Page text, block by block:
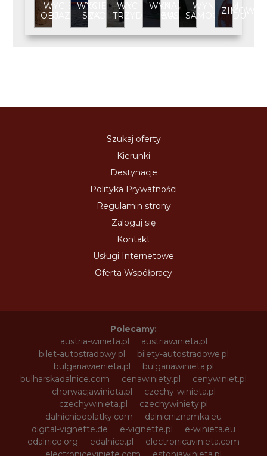
WYCIECZKA
OBJAZDOWA
WYCIECZKA
SZKOLNA
WYCIECZKA
TRZYDNIOWA
WYNAJEMWYNAJEM
SAMOCHODU
Szukaj oferty
Kierunki
Destynacje
Polityka Prywatności
Regulamin strony
Zaloguj się
Kontakt
Usługi Internetowe
Oferta Współpracy
Polecamy:
austria-winieta.pl
austriawinieta.pl
bilet-autostradowy.pl
bilety-autostradowe.pl
bulgariawienieta.pl
bulgariawinieta.pl
bulharskadalnice.com
cenawiniety.pl
cenywiniet.pl
chorwacjawinieta.pl
czechy-winieta.pl
czechywinieta.pl
czechywiniety.pl
dalnicnipoplatky.com
dalnicniznamka.eu
digital-vignette.de
e-vignette.pl
e-winieta.eu
edalnice.org
edalnice.pl
electronicavinieta.com